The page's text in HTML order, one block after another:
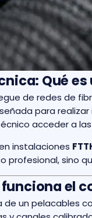
Qué
de redes de
para
acceder a
instalaciones
profesional, sino
el
de un pelacables